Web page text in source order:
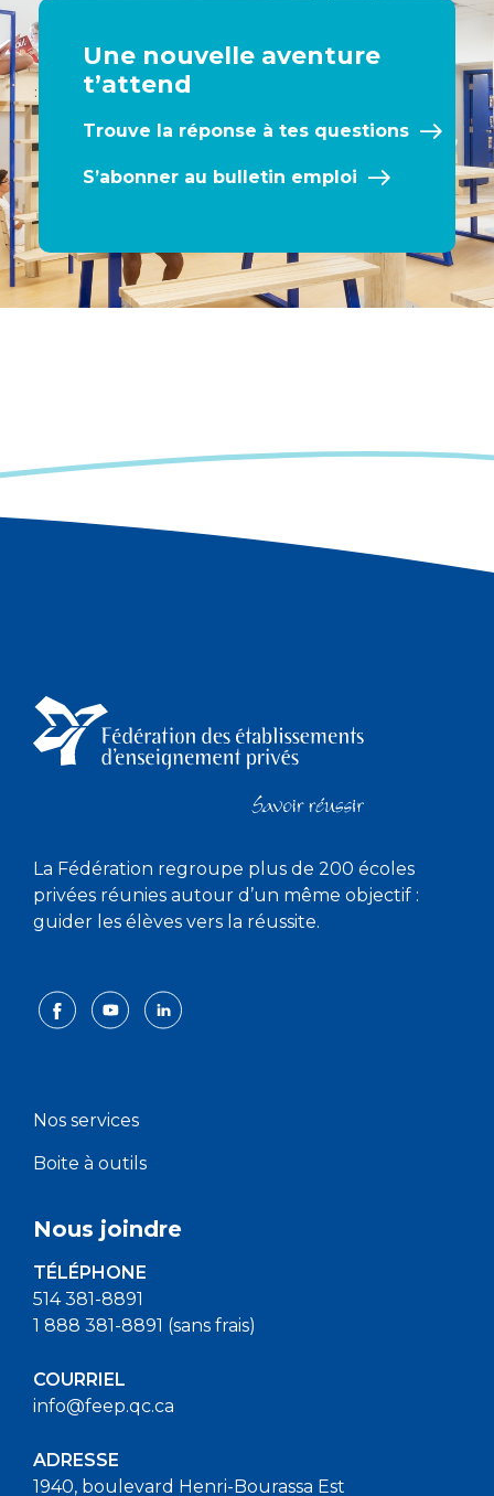
Une nouvelle aventure
t’attend
Trouve la réponse à tes questions
S’abonner au bulletin emploi
La Fédération regroupe plus de 200 écoles
privées réunies autour d’un même objectif :
guider les élèves vers la réussite.
Nos services
Boite à outils
Nous joindre
TÉLÉPHONE
514 381-8891
1 888 381-8891 (sans frais)
COURRIEL
info@feep.qc.ca
ADRESSE
1940, boulevard Henri-Bourassa Est